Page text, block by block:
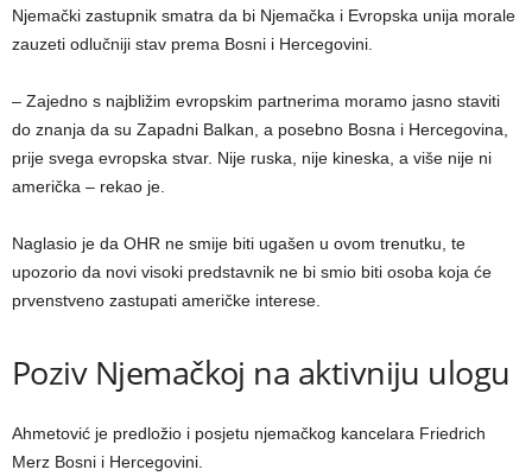
Njemački zastupnik smatra da bi Njemačka i Evropska unija morale
zauzeti odlučniji stav prema Bosni i Hercegovini.
– Zajedno s najbližim evropskim partnerima moramo jasno staviti
do znanja da su Zapadni Balkan, a posebno Bosna i Hercegovina,
prije svega evropska stvar. Nije ruska, nije kineska, a više nije ni
američka – rekao je.
Naglasio je da OHR ne smije biti ugašen u ovom trenutku, te
upozorio da novi visoki predstavnik ne bi smio biti osoba koja će
prvenstveno zastupati američke interese.
Poziv Njemačkoj na aktivniju ulogu
Ahmetović je predložio i posjetu njemačkog kancelara Friedrich
Merz Bosni i Hercegovini.